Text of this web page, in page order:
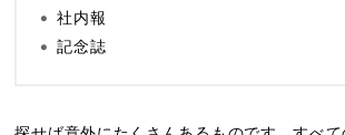
社内報
記念誌